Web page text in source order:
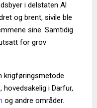
i delstaten Al
og brent, sivile ble
sine. Samtidig
for grov
krigføringsmetode
i Darfur,
og andre områder.